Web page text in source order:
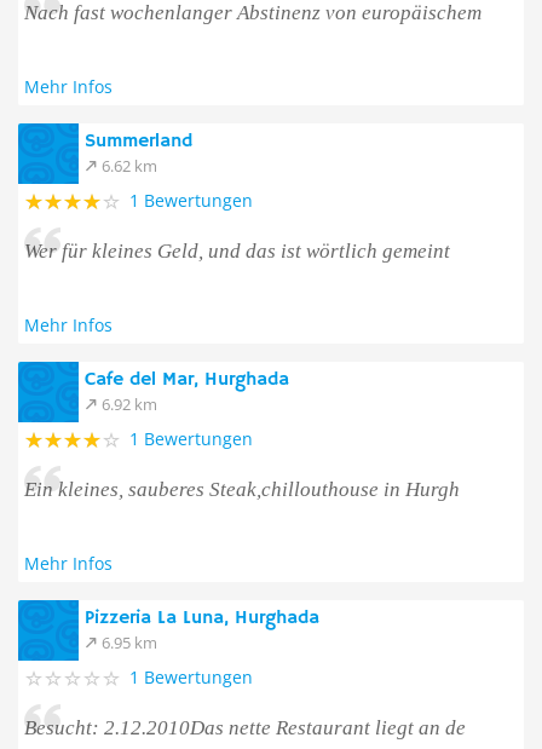
Nach fast wochenlanger Abstinenz von europäischem
Mehr Infos
Summerland
6.62 km
1 Bewertungen
Wer für kleines Geld, und das ist wörtlich gemeint
Mehr Infos
Cafe del Mar, Hurghada
6.92 km
1 Bewertungen
Ein kleines, sauberes Steak,chillouthouse in Hurgh
Mehr Infos
Pizzeria La Luna, Hurghada
6.95 km
1 Bewertungen
Besucht: 2.12.2010Das nette Restaurant liegt an de